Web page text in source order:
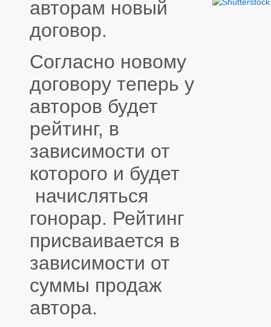
авторам новый
договор.
Согласно новому
договору теперь у
авторов будет
рейтинг, в
зависимости от
которого и будет
начисляться
гонорар. Рейтинг
присваивается в
зависимости от
суммы продаж
автора.